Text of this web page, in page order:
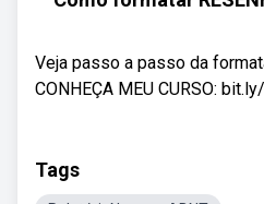
Veja passo a passo da
CONHEÇA MEU CURSO:
Tags